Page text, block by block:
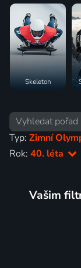
Skeleton
Typ: Zimní
Rok: 40. léta
Vašim